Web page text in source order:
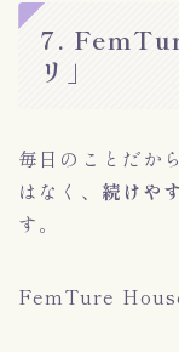
7.
リ」
毎日のことだか
はなく、 続けや
す。
FemTure